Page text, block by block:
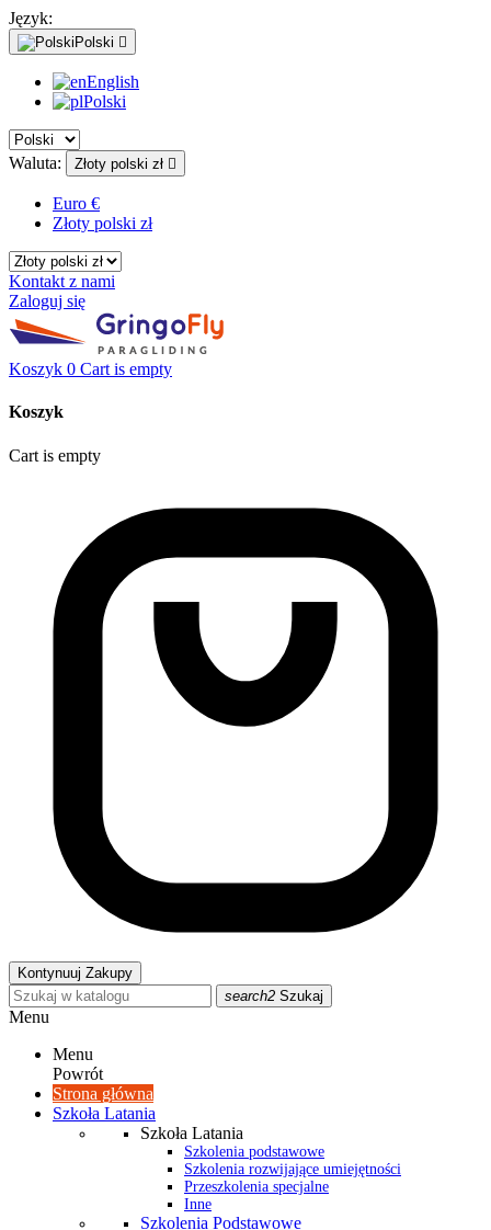
Język:
Polski 
English
Polski
Waluta: Złoty polski zł 
Euro €
Złoty polski zł
Kontakt z nami
Zaloguj się
Koszyk 0 Cart is empty
Koszyk
Cart is empty
Kontynuuj Zakupy
search2 Szukaj
Menu
Menu
Powrót
Strona główna
Szkoła Latania
Szkoła Latania
Szkolenia podstawowe
Szkolenia rozwijające umiejętności
Przeszkolenia specjalne
Inne
Szkolenia Podstawowe